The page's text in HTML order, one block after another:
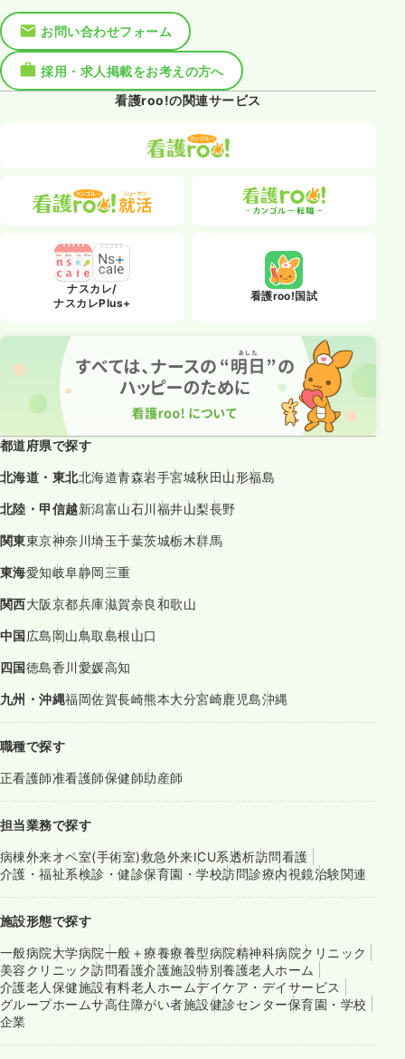
お問い合わせフォーム
採用・求人掲載をお考えの方へ
看護roo!の関連サービス
ナスカレ/
ナスカレPlus+
看護roo!国試
都道府県で探す
北海道・東北北海道青森岩手宮城秋田山形福島
北陸・甲信越新潟富山石川福井山梨長野
関東東京神奈川埼玉千葉茨城栃木群馬
東海愛知岐阜静岡三重
関西大阪京都兵庫滋賀奈良和歌山
中国広島岡山鳥取島根山口
四国徳島香川愛媛高知
九州・沖縄福岡佐賀長崎熊本大分宮崎鹿児島沖縄
職種で探す
正看護師准看護師保健師助産師
担当業務で探す
病棟外来オペ室(手術室)救急外来ICU系透析訪問看護
介護・福祉系検診・健診保育園・学校訪問診療内視鏡治験関連
施設形態で探す
一般病院大学病院一般＋療養療養型病院精神科病院クリニック
美容クリニック訪問看護介護施設特別養護老人ホーム
介護老人保健施設有料老人ホームデイケア・デイサービス
グループホームサ高住障がい者施設健診センター保育園・学校
企業